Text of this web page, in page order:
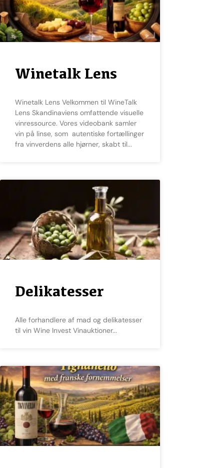
Winetalk Lens
Winetalk Lens Velkommen til WineTalk
Lens Skandinaviens omfattende visuelle
vinressource. Vores videobank samler
vin på linse, som autentiske fortællinger
fra vinverdens alle hjørner, skabt til
Delikatesser
Alle forhandlere af mad og delikatesser
til vin Wine Invest Vinauktioner